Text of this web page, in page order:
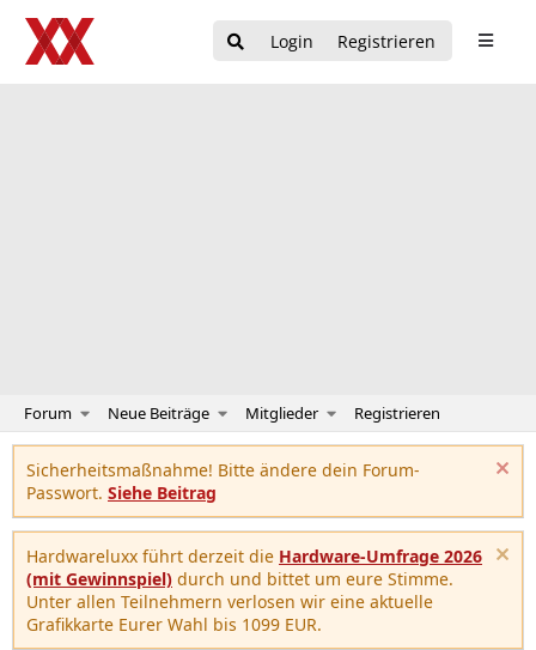
Login Registrieren
Forum Neue Beiträge Mitglieder Registrieren
Sicherheitsmaßnahme! Bitte ändere dein Forum-
Passwort. Siehe Beitrag
Hardwareluxx führt derzeit die Hardware-Umfrage 2026
(mit Gewinnspiel) durch und bittet um eure Stimme.
Unter allen Teilnehmern verlosen wir eine aktuelle
Grafikkarte Eurer Wahl bis 1099 EUR.